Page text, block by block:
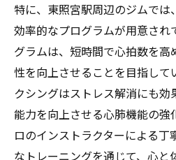
特に、東照宮駅周辺のジムで
効率的なプログラムが用意され
グラムは、短時間で心拍数を
性を向上させることを目指して
クシングはストレス解消にも効
能力を向上させる心肺機能の強
ロのインストラクターによる丁
なトレーニングを通じて、心と